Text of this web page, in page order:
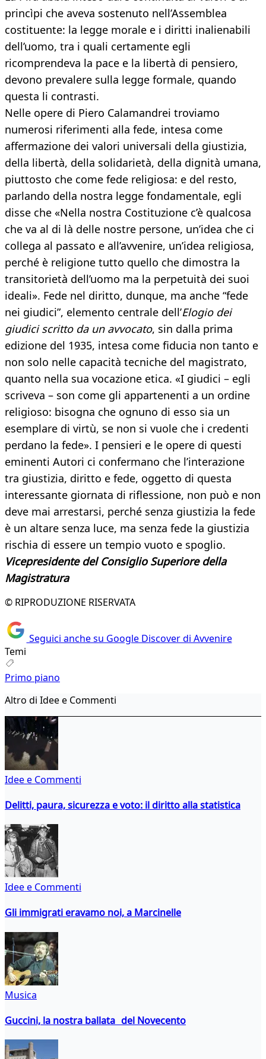
princìpi che aveva sostenuto nell’Assemblea
costituente: la legge morale e i diritti inalienabili
dell’uomo, tra i quali certamente egli
ricomprendeva la pace e la libertà di pensiero,
devono prevalere sulla legge formale, quando
questa li contrasti.
Nelle opere di Piero Calamandrei troviamo
numerosi riferimenti alla fede, intesa come
affermazione dei valori universali della giustizia,
della libertà, della solidarietà, della dignità umana,
piuttosto che come fede religiosa: e del resto,
parlando della nostra legge fondamentale, egli
disse che «Nella nostra Costituzione c’è qualcosa
che va al di là delle nostre persone, un’idea che ci
collega al passato e all’avvenire, un’idea religiosa,
perché è religione tutto quello che dimostra la
transitorietà dell’uomo ma la perpetuità dei suoi
ideali». Fede nel diritto, dunque, ma anche “fede
nei giudici”, elemento centrale dell’Elogio dei
giudici scritto da un avvocato, sin dalla prima
edizione del 1935, intesa come fiducia non tanto e
non solo nelle capacità tecniche del magistrato,
quanto nella sua vocazione etica. «I giudici – egli
scriveva – son come gli appartenenti a un ordine
religioso: bisogna che ognuno di esso sia un
esemplare di virtù, se non si vuole che i credenti
perdano la fede». I pensieri e le opere di questi
eminenti Autori ci confermano che l’interazione
tra giustizia, diritto e fede, oggetto di questa
interessante giornata di riflessione, non può e non
deve mai arrestarsi, perché senza giustizia la fede
è un altare senza luce, ma senza fede la giustizia
rischia di essere un tempio vuoto e spoglio.
Vicepresidente del Consiglio Superiore della
Magistratura
© RIPRODUZIONE RISERVATA
Seguici anche su Google Discover di Avvenire
Temi
Primo piano
Altro di Idee e Commenti
Idee e Commenti
Delitti, paura, sicurezza e voto: il diritto alla statistica
Idee e Commenti
Gli immigrati eravamo noi, a Marcinelle
Musica
Guccini, la nostra ballata del Novecento